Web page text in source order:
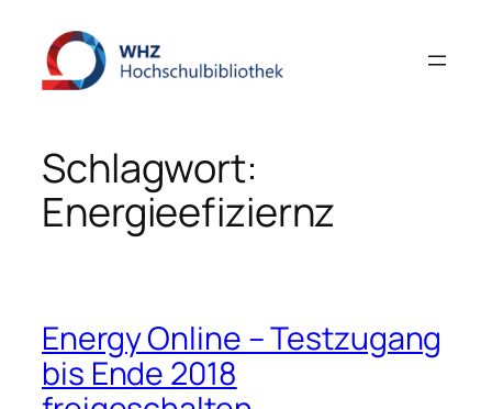
Inhalt
springen
Schlagwort:
Energieefiziernz
Energy Online – Testzugang
bis Ende 2018